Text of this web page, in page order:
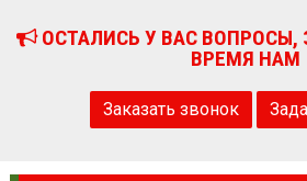
ОСТАЛИСЬ У ВАС ВОПРОСЫ,
ВРЕМЯ НАМ
Заказать звонок